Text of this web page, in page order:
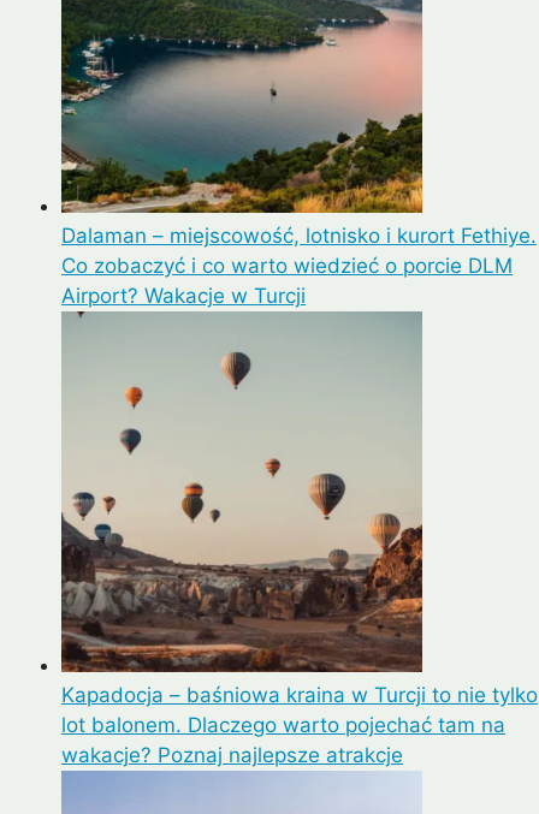
Dalaman – miejscowość, lotnisko i kurort Fethiye.
Co zobaczyć i co warto wiedzieć o porcie DLM
Airport? Wakacje w Turcji
Kapadocja – baśniowa kraina w Turcji to nie tylko
lot balonem. Dlaczego warto pojechać tam na
wakacje? Poznaj najlepsze atrakcje